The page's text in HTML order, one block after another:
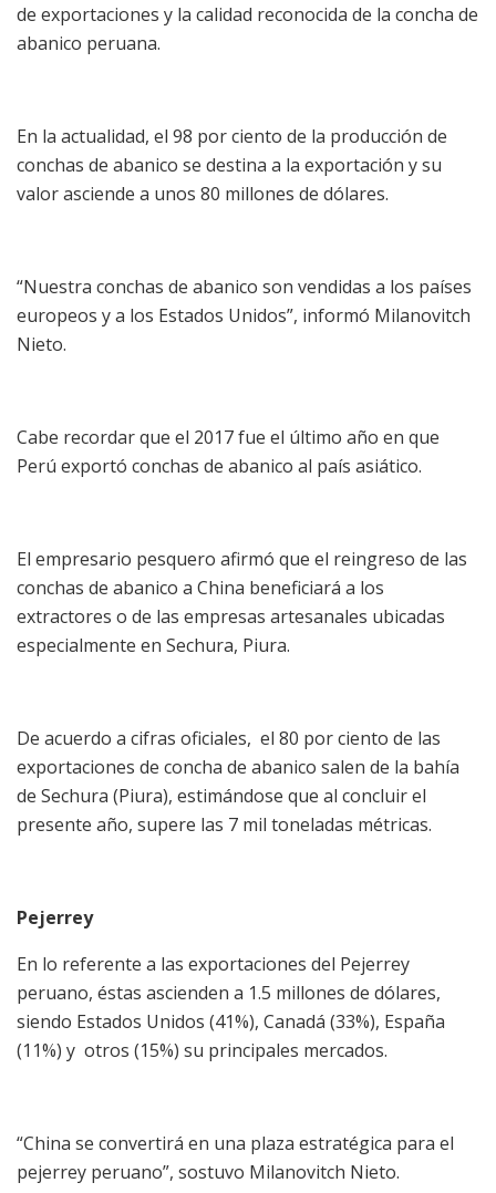
de exportaciones y la calidad reconocida de la concha de
abanico peruana.
En la actualidad, el 98 por ciento de la producción de
conchas de abanico se destina a la exportación y su
valor asciende a unos 80 millones de dólares.
“Nuestra conchas de abanico son vendidas a los países
europeos y a los Estados Unidos”, informó Milanovitch
Nieto.
Cabe recordar que el 2017 fue el último año en que
Perú exportó conchas de abanico al país asiático.
El empresario pesquero afirmó que el reingreso de las
conchas de abanico a China beneficiará a los
extractores o de las empresas artesanales ubicadas
especialmente en Sechura, Piura.
De acuerdo a cifras oficiales, el 80 por ciento de las
exportaciones de concha de abanico salen de la bahía
de Sechura (Piura), estimándose que al concluir el
presente año, supere las 7 mil toneladas métricas.
Pejerrey
En lo referente a las exportaciones del Pejerrey
peruano, éstas ascienden a 1.5 millones de dólares,
siendo Estados Unidos (41%), Canadá (33%), España
(11%) y otros (15%) su principales mercados.
“China se convertirá en una plaza estratégica para el
pejerrey peruano”, sostuvo Milanovitch Nieto.